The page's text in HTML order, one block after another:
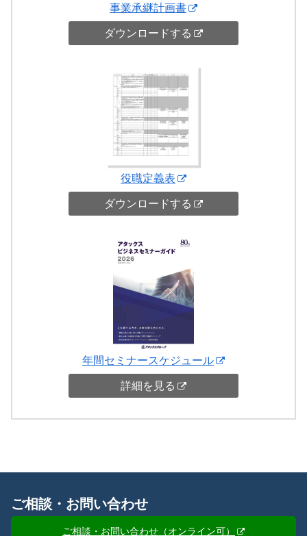
事業承継計画書
ダウンロードする
役職定義表
ダウンロードする
年間セミナースケジュール
詳細を見る
ご相談・お問い合わせ
ご相談・お問い合わせ（オンライン可）